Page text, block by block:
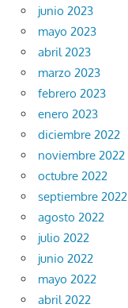
junio 2023
mayo 2023
abril 2023
marzo 2023
febrero 2023
enero 2023
diciembre 2022
noviembre 2022
octubre 2022
septiembre 2022
agosto 2022
julio 2022
junio 2022
mayo 2022
abril 2022